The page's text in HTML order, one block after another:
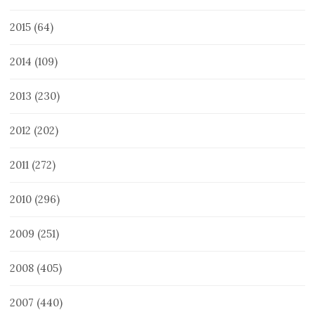
2015 (64)
2014 (109)
2013 (230)
2012 (202)
2011 (272)
2010 (296)
2009 (251)
2008 (405)
2007 (440)